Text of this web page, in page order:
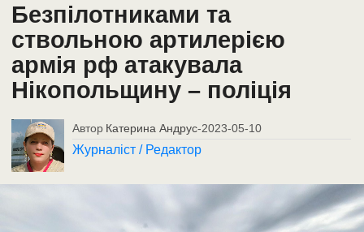
Безпілотниками та
ствольною артилерією
армія рф атакувала
Нікопольщину – поліція
Автор Катерина Андрус-2023-05-10
Журналіст / Редактор